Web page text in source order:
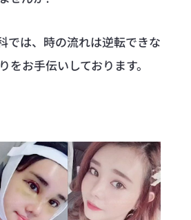
では、時の流れは逆転できな
をお手伝いしております。